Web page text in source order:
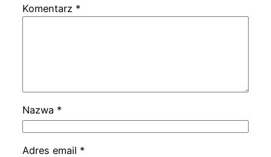
Komentarz *
Nazwa *
Adres email *